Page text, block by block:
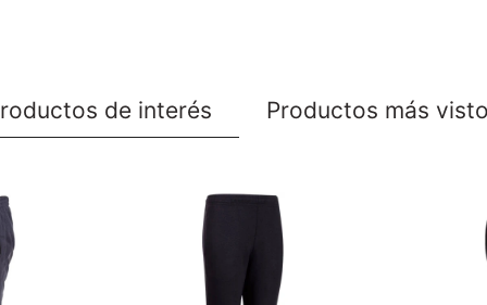
de interés Productos más